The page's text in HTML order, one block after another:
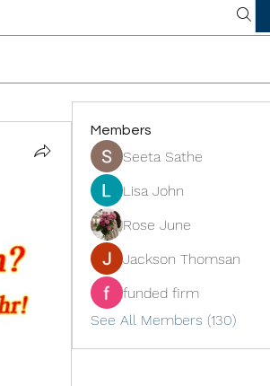
Members
Seeta Sathe
Lisa John
Rose June
Jackson Thomsan
funded firm
See All Members (130)